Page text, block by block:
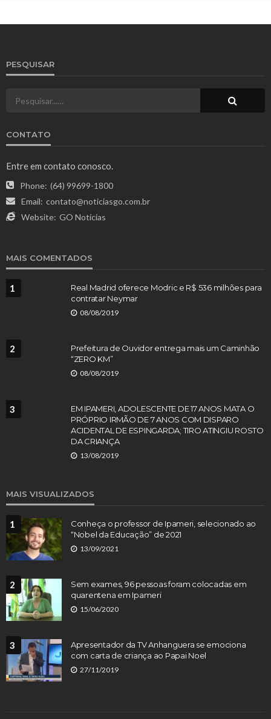
PESQUISAR
CONTATO
Entre em contato conosco.
Phone: (64) 99699-1800
Email: contato@noticiasgo.com.br
Website: GO Notícias
MAIS COMENTADOS
1
Real Madrid oferece Modric e R$ 536 milhões para
contratar Neymar
08/08/2019
2
Prefeitura de Ouvidor entrega mais um Caminhão
“ZERO KM”
08/08/2019
3
EM IPAMERI, ADOLESCENTE DE 17 ANOS MATA O
PRÓPRIO IRMÃO DE 7 ANOS COM DISPARO
ACIDENTAL DE ESPINGARDA; TIRO ATINGIU ROSTO
DA CRIANÇA
13/08/2019
MAIS VISUALIZADOS
1
Conheça o professor de Ipameri, selecionado ao
“Nobel da Educação” de 2021
13/09/2021
2
Sem exames, 96 pessoas foram colocadas em
quarentena em Ipameri
15/06/2020
3
Apresentador da TV Anhanguera se emociona
com carta de criança ao Papai Noel
27/11/2019